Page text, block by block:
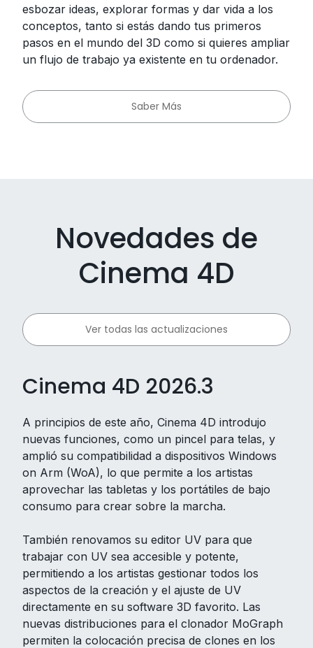
esbozar ideas, explorar formas y dar vida a los
conceptos, tanto si estás dando tus primeros
pasos en el mundo del 3D como si quieres ampliar
un flujo de trabajo ya existente en tu ordenador.
Saber Más
Novedades de
Cinema 4D
Ver todas las actualizaciones
Cinema 4D 2026.3
A principios de este año, Cinema 4D introdujo
nuevas funciones, como un pincel para telas, y
amplió su compatibilidad a dispositivos Windows
on Arm (WoA), lo que permite a los artistas
aprovechar las tabletas y los portátiles de bajo
consumo para crear sobre la marcha.
También renovamos su editor UV para que
trabajar con UV sea accesible y potente,
permitiendo a los artistas gestionar todos los
aspectos de la creación y el ajuste de UV
directamente en su software 3D favorito. Las
nuevas distribuciones para el clonador MoGraph
permiten la colocación precisa de clones en los